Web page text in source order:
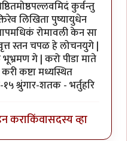
कुर्वन्तु
लिखिता पुष्यायुधेन
रोमावली केन सा
स्तन चपळ हे लोचनयुगे |
गे | करो पीडा माते
कष्टा मध्यस्थित
श्रुंगार-शतक - भर्तुहरि
कराकिंवासदस्य व्हा